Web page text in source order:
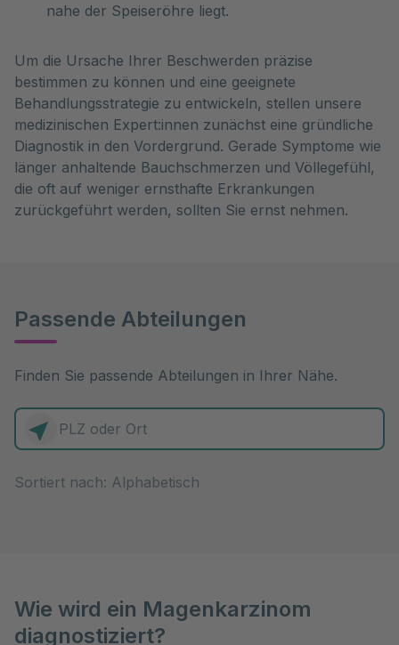
nahe der Speiseröhre liegt.
Um die Ursache Ihrer Beschwerden präzise
bestimmen zu können und eine geeignete
Behandlungsstrategie zu entwickeln, stellen unsere
medizinischen Expert:innen zunächst eine gründliche
Diagnostik in den Vordergrund. Gerade Symptome wie
länger anhaltende Bauchschmerzen und Völlegefühl,
die oft auf weniger ernsthafte Erkrankungen
zurückgeführt werden, sollten Sie ernst nehmen.
Passende Abteilungen
Finden Sie passende Abteilungen in Ihrer Nähe.
Wie wird ein Magenkarzinom
diagnostiziert?